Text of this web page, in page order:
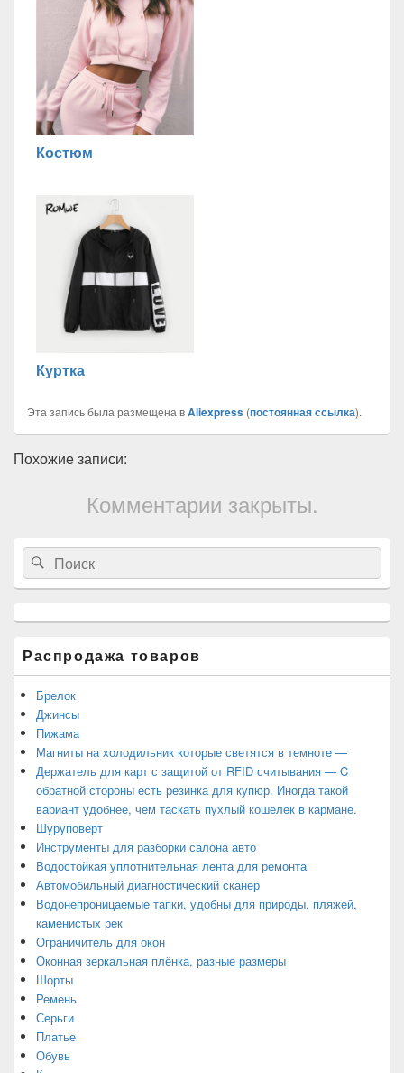
Костюм
Куртка
Эта запись была размещена вAliexpress (постоянная ссылка).
Похожие записи:
Комментарии закрыты.
Область
основной
боковой
панели
Search
for:
Search
Распродажа товаров
Брелок
Джинсы
Пижама
Магниты на холодильник которые светятся в темноте —
Держатель для карт с защитой от RFID считывания — C
обратной стороны есть резинка для купюр. Иногда такой
вариант удобнее, чем таскать пухлый кошелек в кармане.
Шуруповерт
Инструменты для разборки салона авто
Водостойкая уплотнительная лента для ремонта
Автомобильный диагностический сканер
Водонепроницаемые тапки, удобны для природы, пляжей,
каменистых рек
Ограничитель для окон
Оконная зеркальная плёнка, разные размеры
Шорты
Ремень
Серьги
Платье
Обувь